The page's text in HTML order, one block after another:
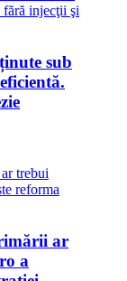
sub
ar
a